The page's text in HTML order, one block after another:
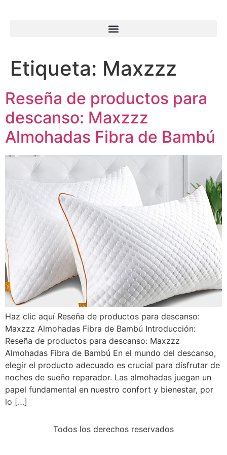
Etiqueta: Maxzzz
Reseña de productos para
descanso: Maxzzz
Almohadas Fibra de Bambú
Haz clic aquí Reseña de productos para descanso:
Maxzzz Almohadas Fibra de Bambú Introducción:
Reseña de productos para descanso: Maxzzz
Almohadas Fibra de Bambú En el mundo del descanso,
elegir el producto adecuado es crucial para disfrutar de
noches de sueño reparador. Las almohadas juegan un
papel fundamental en nuestro confort y bienestar, por
lo […]
Todos los derechos reservados